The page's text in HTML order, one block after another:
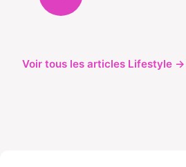
Voir tous les articles Lifestyle →